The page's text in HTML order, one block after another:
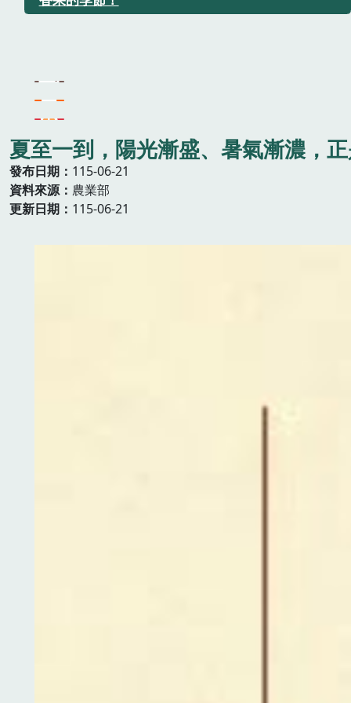
夏至一到，陽光漸盛、暑氣漸濃，
發布日期
115-06-21
資料來源
農業部
更新日期
115-06-21